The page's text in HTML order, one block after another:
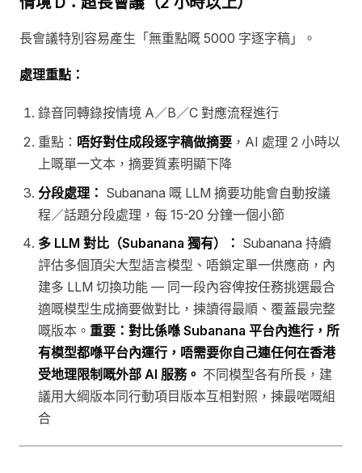
長會議特別容易產生「無重點嘅 5000 字逐字稿」。
處理重點：
錄音同轉錄按情境 A／B／C 對應流程進行
重點： 唔好對住成段逐字稿做摘要 ，AI 處理 2 小時以
上嘅單一文本，摘要質素明顯下降
分段處理： Subanana 嘅 LLM 摘要功能會自動按議
程／話題分段處理，每 15-20 分鐘一個小節
多 LLM 對比（Subanana 獨有）： Subanana 持續
評估多個頂尖大型語言模型、唔鎖定單一供應商，內
建多 LLM 切換功能 — 同一段內容俾按任務挑選最合
適嘅模型生成摘要做對比，揀讀得最順、覆蓋最完整
嘅版本。重要：對比係喺 Subanana 平台內進行，所
有模型都喺平台內運行，唔需要你自己連任何在香港
受地理限制嘅外部 AI 服務。 不同模型各有所長，建
議用大綱版本同行動項目版本互相對照，揀最啱嘅組
合